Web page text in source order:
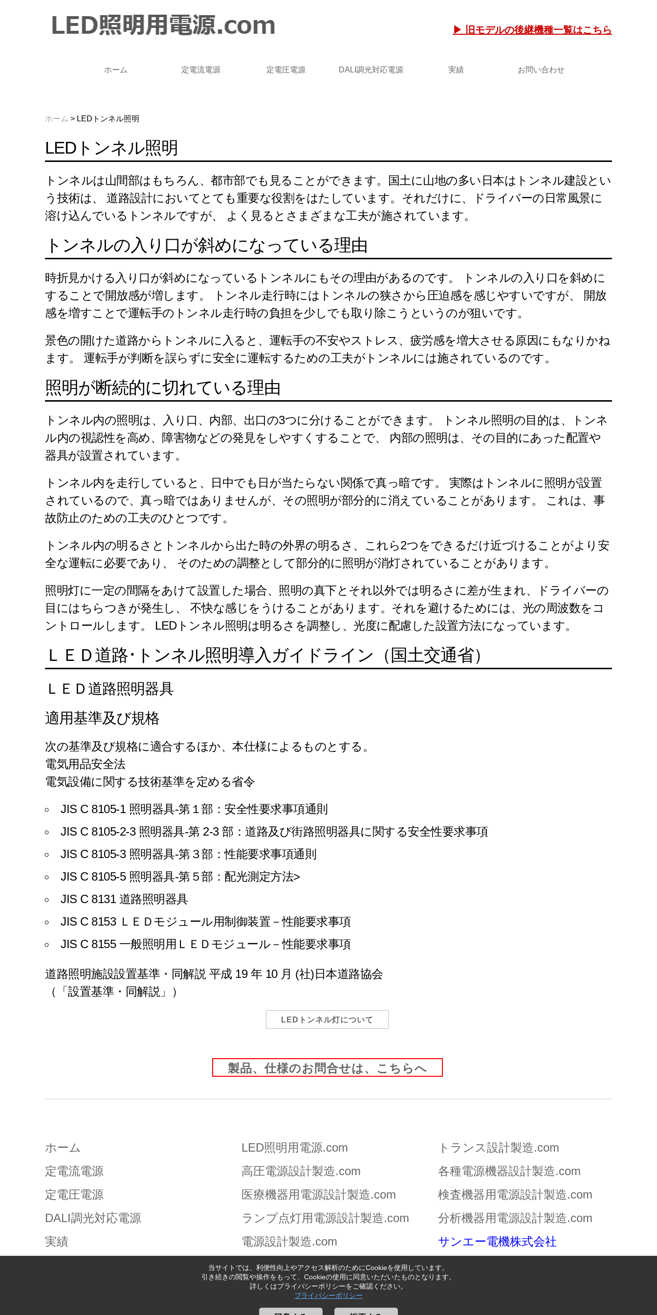
▶ 旧モデルの後継機種一覧はこちら
ホーム 定電流電源 定電圧電源 DALI調光対応電源 実績 お問い合わせ
ホーム > LEDトンネル照明
LEDトンネル照明
トンネルは山間部はもちろん、都市部でも見ることができます。国土に山地の多い日本はトンネル建設とい
う技術は、 道路設計においてとても重要な役割をはたしています。それだけに、ドライバーの日常風景に
溶け込んでいるトンネルですが、 よく見るとさまざまな工夫が施されています。
トンネルの入り口が斜めになっている理由
時折見かける入り口が斜めになっているトンネルにもその理由があるのです。 トンネルの入り口を斜めに
することで開放感が増します。 トンネル走行時にはトンネルの狭さから圧迫感を感じやすいですが、 開放
感を増すことで運転手のトンネル走行時の負担を少しでも取り除こうというのが狙いです。
景色の開けた道路からトンネルに入ると、運転手の不安やストレス、疲労感を増大させる原因にもなりかね
ます。 運転手が判断を誤らずに安全に運転するための工夫がトンネルには施されているのです。
照明が断続的に切れている理由
トンネル内の照明は、入り口、内部、出口の3つに分けることができます。 トンネル照明の目的は、トンネ
ル内の視認性を高め、障害物などの発見をしやすくすることで、 内部の照明は、その目的にあった配置や
器具が設置されています。
トンネル内を走行していると、日中でも日が当たらない関係で真っ暗です。 実際はトンネルに照明が設置
されているので、真っ暗ではありませんが、その照明が部分的に消えていることがあります。 これは、事
故防止のための工夫のひとつです。
トンネル内の明るさとトンネルから出た時の外界の明るさ、これら2つをできるだけ近づけることがより安
全な運転に必要であり、 そのための調整として部分的に照明が消灯されていることがあります。
照明灯に一定の間隔をあけて設置した場合、照明の真下とそれ以外では明るさに差が生まれ、ドライバーの
目にはちらつきが発生し、 不快な感じをうけることがあります。それを避けるためには、光の周波数をコ
ントロールします。 LEDトンネル照明は明るさを調整し、光度に配慮した設置方法になっています。
ＬＥＤ道路･トンネル照明導入ガイドライン（国土交通省）
ＬＥＤ道路照明器具
適用基準及び規格
次の基準及び規格に適合するほか、本仕様によるものとする。
電気用品安全法
電気設備に関する技術基準を定める省令
JIS C 8105-1 照明器具-第１部：安全性要求事項通則
JIS C 8105-2-3 照明器具-第 2-3 部：道路及び街路照明器具に関する安全性要求事項
JIS C 8105-3 照明器具-第３部：性能要求事項通則
JIS C 8105-5 照明器具-第５部：配光測定方法>
JIS C 8131 道路照明器具
JIS C 8153 ＬＥＤモジュール用制御装置－性能要求事項
JIS C 8155 一般照明用ＬＥＤモジュール－性能要求事項
道路照明施設設置基準・同解説 平成 19 年 10 月 (社)日本道路協会
（「設置基準・同解説」）
LEDトンネル灯について
製品、仕様のお問合せは、こちらへ
ホーム
定電流電源
定電圧電源
DALI調光対応電源
実績
LED照明用電源.com
高圧電源設計製造.com
医療機器用電源設計製造.com
ランプ点灯用電源設計製造.com
電源設計製造.com
トランス設計製造.com
各種電源機器設計製造.com
検査機器用電源設計製造.com
分析機器用電源設計製造.com
サンエー電機株式会社
当サイトでは、利便性向上やアクセス解析のためにCookieを使用しています。
引き続きの閲覧や操作をもって、Cookieの使用に同意いただいたものとなります。
詳しくはプライバシーポリシーをご確認ください。
プライバシーポリシー